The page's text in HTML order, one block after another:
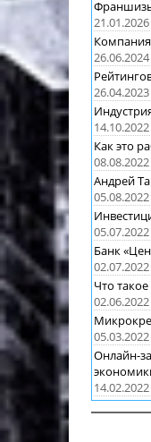
Франшизы
Компания
Как это
Андрей
Банк
Что
Онлайн-